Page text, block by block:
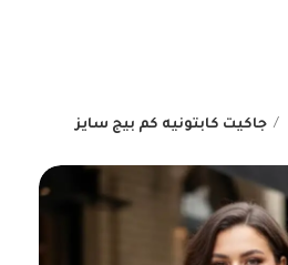
جاكيت كابتونيه كم بيج سايز